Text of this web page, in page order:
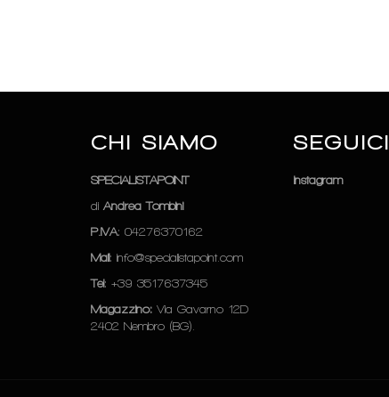
CHI SIAMO
SPECIALISTAPOINT
di Andrea Tombini
P.IVA: 04276370162
Mail: info@specialistapoint.com
Tel: +39 3517637345
Magazzino: Via Gavarno 12D
2402 Nembro (BG).
SEGUICI
Instagram